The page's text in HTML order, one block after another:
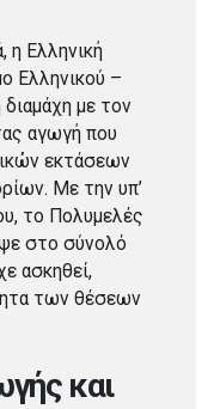
η Ελληνική
Ελληνικού –
με τον
αγωγή που
εκτάσεων
Με την υπ’
το Πολυμελές
στο σύνολό
ασκηθεί,
των θέσεων
και